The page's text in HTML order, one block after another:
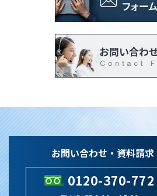
お問い合わせ・資料請求
0120-370-772